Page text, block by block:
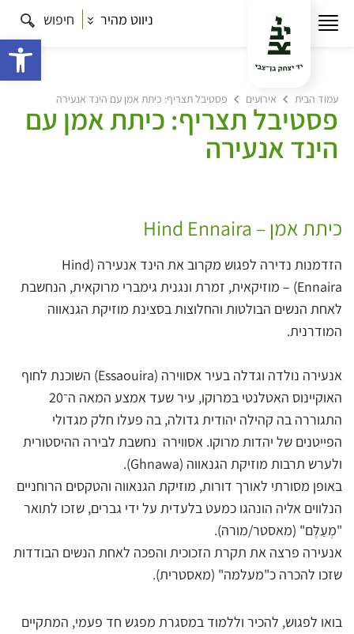
ניווט מהיר חיפוש
עמוד הבית אירועים פסטיבל תצריף: כיתת אמן עם הינד אנעירה
פסטיבל תצריף: כיתת אמן עם
הינד אנעירה
כיתת אמן – Hind Ennaira
הזדמנות נדירה לפגוש מקרוב את הינד אנעירה (Hind
Ennaira) – מוזיקאית, זמרת ונגנית גימברי מרוקאית, הנחשבת
לאחת הנשים הבולטות והחלוצות בסצינת מוזיקת הגנאווה
המודרנית.
אנעירה נולדה וגדלה בעיר אסווירה (Essaouira) השוכנת לחוף
האוקיינוס האטלנטי במרוקו, עיר שעד אמצע המאה ה־20
התגוררה בה קהילה יהודית גדולה, בה פעלו חלק מגדולי
הפייטנים של יהדות מרוקו. אסווירה נחשבת לבירה ההיסטורית
ולערש תרבות מוזיקת הגנאווה (Ghnawa).
באופן מסורתי לאורך דורות, מוזיקת הגנאווה והטקסים הרוחניים
הנלווים אליה הונהגו כמעט בלעדית על ידי גברים, שזכו לתואר
"מְעַלֶּם" (מאסטר/מורה).
אנעירה פרצה את תקרת הזכוכית והפכה לאחת הנשים הבודדות
שזכו להכרה כ"מעלמה" (מאסטרית).
בואו לפגוש, להכיר וללמוד במסגרת מפגש חד פעמי, המתקיים